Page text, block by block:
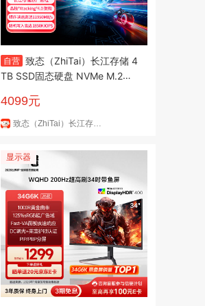
自营 致态（ZhiTai）长江存储 4
TB SSD固态硬盘 NVMe M.2接
产品)
4099元
致态（ZhiTai）长江存储京东自营旗舰店
显示器